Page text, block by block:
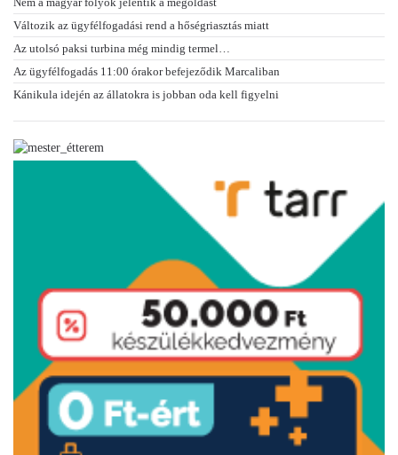
Változik az ügyfélfogadási rend a hőségriasztás miatt
Az utolsó paksi turbina még mindig termel…
Az ügyfélfogadás 11:00 órakor befejeződik Marcaliban
Kánikula idején az állatokra is jobban oda kell figyelni